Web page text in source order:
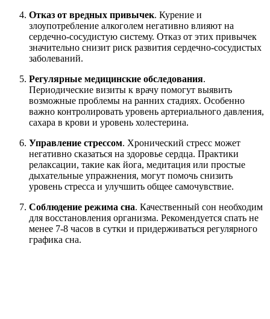
Отказ от вредных привычек. Курение и
злоупотребление алкоголем негативно влияют на
сердечно-сосудистую систему. Отказ от этих привычек
значительно снизит риск развития сердечно-сосудистых
заболеваний.
Регулярные медицинские обследования.
Периодические визиты к врачу помогут выявить
возможные проблемы на ранних стадиях. Особенно
важно контролировать уровень артериального давления,
сахара в крови и уровень холестерина.
Управление стрессом. Хронический стресс может
негативно сказаться на здоровье сердца. Практики
релаксации, такие как йога, медитация или простые
дыхательные упражнения, могут помочь снизить
уровень стресса и улучшить общее самочувствие.
Соблюдение режима сна. Качественный сон необходим
для восстановления организма. Рекомендуется спать не
менее 7-8 часов в сутки и придерживаться регулярного
графика сна.